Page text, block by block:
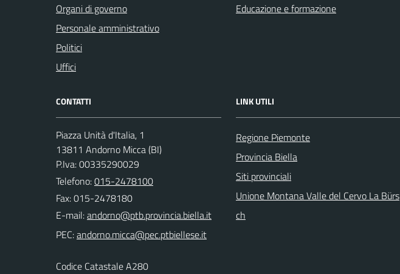
Organi di governo
Personale amministrativo
Politici
Uffici
Educazione e formazione
CONTATTI
Piazza Unità d'Italia, 1
13811 Andorno Micca (BI)
P.Iva: 00335290029
Telefono:015-2478100
Fax: 015-2478180
E-mail:
PEC:
Codice Catastale A280
LINK UTILI
Regione Piemonte
Provincia Biella
Siti provinciali
Unione Montana Valle del Cervo La Bürs
ch